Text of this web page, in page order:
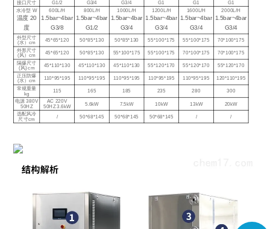
接口尺寸 G1/2 G3/4 G3/4 G1 G1 G1
水冷型 W
温度 20
度
600L/H
1.5bar~4bar
G3/8
800L/H
1.5bar~4bar
G1/2
1000L/H
1.5bar~4bar
G3/4
1200L/H
1.5bar~4bar
G3/4
1600L/H
1.5bar~4bar
G3/4
2000L/H
1.5bar~4bar
G3/4
外型尺寸
(水）cm 45*65*120 50*85*130 50*85*130 55*100*175 55*100*175 70*100*175
外形尺寸
(风）cm 45*65*120 50*85*130 55*100*175 55*100*175 70*100*175 70*100*175
隔爆尺寸
(风) cm
45*110*130 45*110*130 45*110*130 55*120*170 55*120*170 55*120*170
正压防爆
(水）cm 110*95*195 110*95*195 110*95*195 110*95*195 110*95*195 120*110*195
常规重量
kg
115 165 185 235 280
300
电源 380V
50HZ
AC 220V
50HZ 3.6kW 5.6kW 7.5kW 10kW 13kW 20kW
选配风冷
尺寸cm
/ 50*68*145 50*68*145 50*68*145 / /